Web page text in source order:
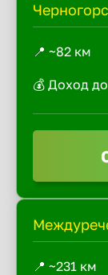
📍 ~82 км
💰 Доход
📍 ~231 км